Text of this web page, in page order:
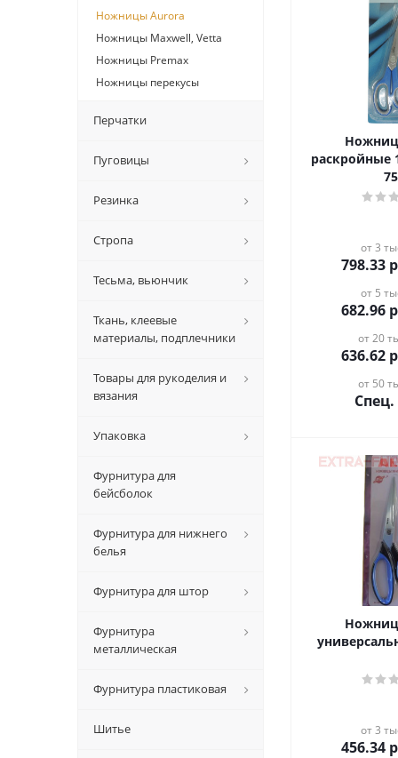
раскройные 19
от 3
798.33
от 5
682.96
от 20
636.62
от 50
от 3
456.34
Ножницы Aurora
Ножницы Maxwell, Vetta
Ножницы Premax
Ножницы перекусы
Перчатки
Пуговицы
Резинка
Стропа
Тесьма, вьюнчик
Ткань, клеевые
материалы, подплечники
Товары для рукоделия и
вязания
Упаковка
Фурнитура для
бейсболок
Фурнитура для нижнего
белья
Фурнитура для штор
Фурнитура
металлическая
Фурнитура пластиковая
Шитье